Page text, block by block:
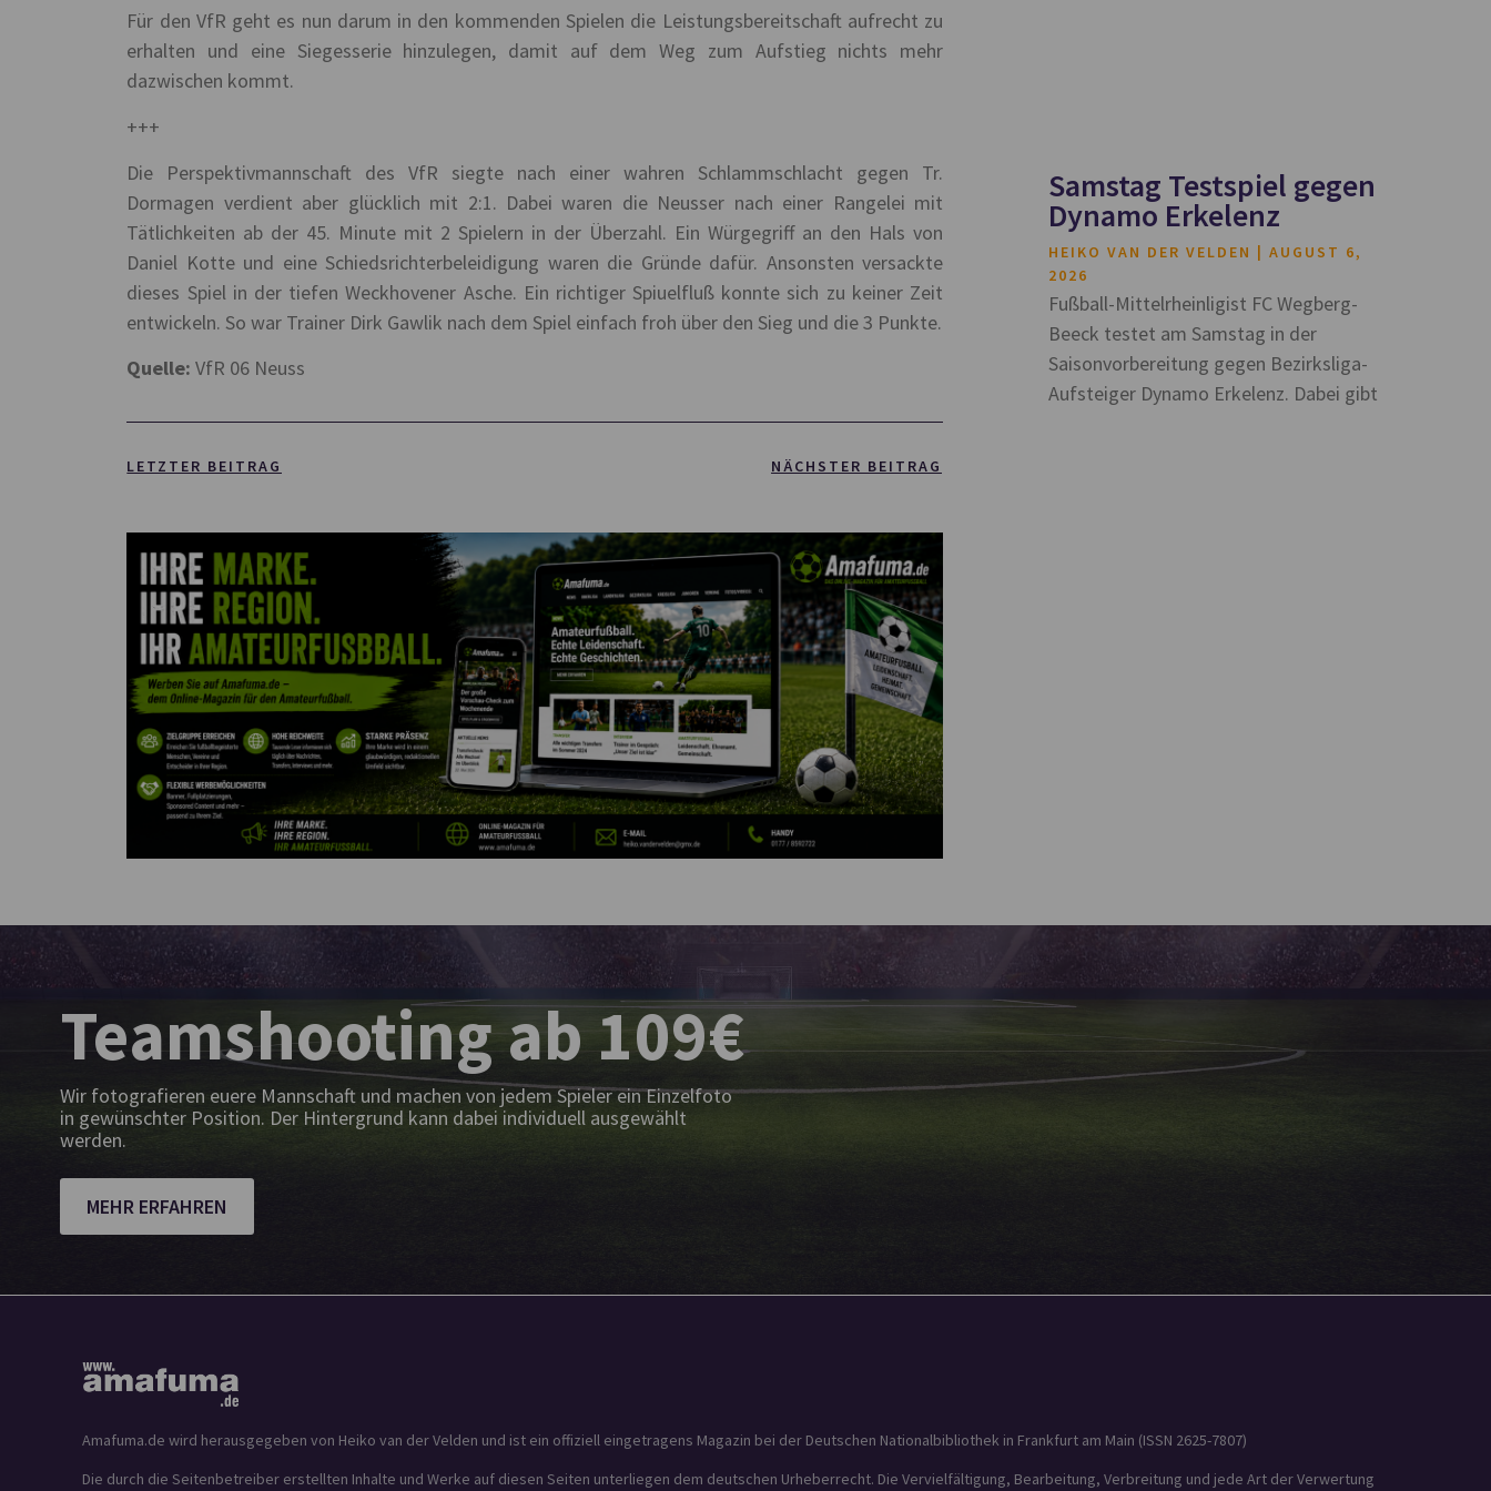
Für den VfR geht es nun darum in den kommenden Spielen die Leistungsbereitschaft aufrecht zu
erhalten und eine Siegesserie hinzulegen, damit auf dem Weg zum Aufstieg nichts mehr
dazwischen kommt.
+++
Die Perspektivmannschaft des VfR siegte nach einer wahren Schlammschlacht gegen Tr.
Dormagen verdient aber glücklich mit 2:1. Dabei waren die Neusser nach einer Rangelei mit
Tätlichkeiten ab der 45. Minute mit 2 Spielern in der Überzahl. Ein Würgegriff an den Hals von
Daniel Kotte und eine Schiedsrichterbeleidigung waren die Gründe dafür. Ansonsten versackte
dieses Spiel in der tiefen Weckhovener Asche. Ein richtiger Spiuelfluß konnte sich zu keiner Zeit
entwickeln. So war Trainer Dirk Gawlik nach dem Spiel einfach froh über den Sieg und die 3 Punkte.
Quelle: VfR 06 Neuss
LETZTER BEITRAG NÄCHSTER BEITRAG
Samstag Testspiel gegen
Dynamo Erkelenz
HEIKO VAN DER VELDEN
AUGUST 6,
2026
Fußball-Mittelrheinligist FC Wegberg-
Beeck testet am Samstag in der
Saisonvorbereitung gegen Bezirksliga-
Aufsteiger Dynamo Erkelenz. Dabei gibt
Teamshooting ab 109€
Wir fotografieren euere Mannschaft und machen von jedem Spieler ein Einzelfoto
in gewünschter Position. Der Hintergrund kann dabei individuell ausgewählt
werden.
MEHR ERFAHREN
Amafuma.de wird herausgegeben von Heiko van der Velden und ist ein offiziell eingetragens Magazin bei der Deutschen Nationalbibliothek in Frankfurt am Main (ISSN 2625-7807)
Die durch die Seitenbetreiber erstellten Inhalte und Werke auf diesen Seiten unterliegen dem deutschen Urheberrecht. Die Vervielfältigung, Bearbeitung, Verbreitung und jede Art der Verwertung